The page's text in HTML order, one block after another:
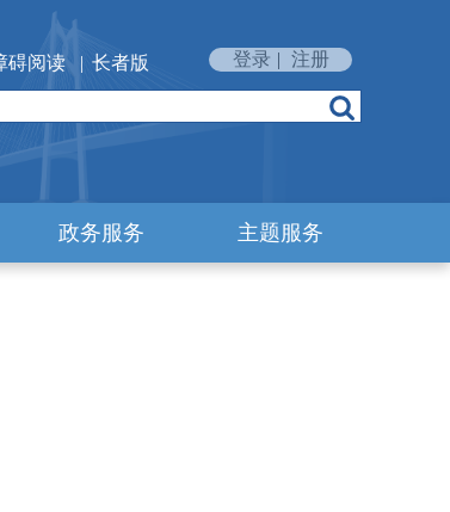
碍阅读 | 长者版 登录 | 注册
政务服务 主题服务